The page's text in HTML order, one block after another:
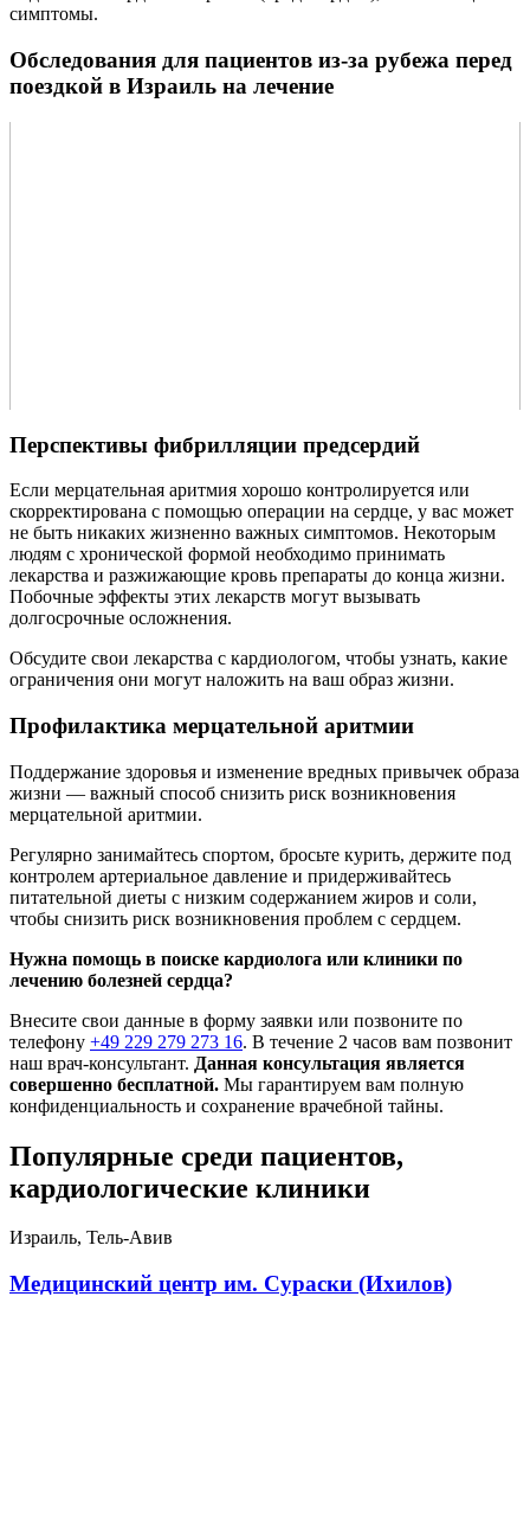
симптомы.
Обследования для пациентов из-за рубежа перед
поездкой в Израиль на лечение
Перспективы фибрилляции предсердий
Если мерцательная аритмия хорошо контролируется или
скорректирована с помощью операции на сердце, у вас может
не быть никаких жизненно важных симптомов. Некоторым
людям с хронической формой необходимо принимать
лекарства и разжижающие кровь препараты до конца жизни.
Побочные эффекты этих лекарств могут вызывать
долгосрочные осложнения.
Обсудите свои лекарства с кардиологом, чтобы узнать, какие
ограничения они могут наложить на ваш образ жизни.
Профилактика мерцательной аритмии
Поддержание здоровья и изменение вредных привычек образа
жизни — важный способ снизить риск возникновения
мерцательной аритмии.
Регулярно занимайтесь спортом, бросьте курить, держите под
контролем артериальное давление и придерживайтесь
питательной диеты с низким содержанием жиров и соли,
чтобы снизить риск возникновения проблем с сердцем.
Нужна помощь в поиске кардиолога или клиники по
лечению болезней сердца?
Внесите свои данные в форму заявки или позвоните по
телефону +49 229 279 273 16. В течение 2 часов вам позвонит
наш врач-консультант. Данная консультация является
совершенно бесплатной. Мы гарантируем вам полную
конфиденциальность и сохранение врачебной тайны.
Популярные среди пациентов,
кардиологические клиники
Израиль, Тель-Авив
Медицинский центр им. Сураски (Ихилов)